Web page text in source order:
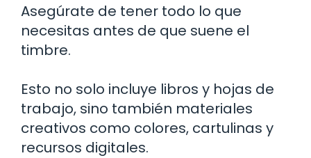
Asegúrate de tener todo lo que
necesitas antes de que suene el
timbre.
Esto no solo incluye libros y hojas de
trabajo, sino también materiales
creativos como colores, cartulinas y
recursos digitales.